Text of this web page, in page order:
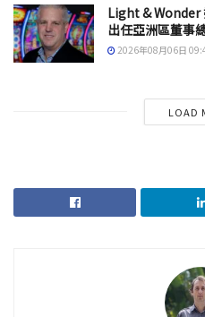
Light & Wonder
出任亞洲區董事
2026年08月06日
LOAD